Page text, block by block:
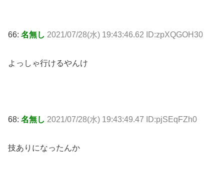
66: 名無し 2021/07/28(水) 19:43:46.62 ID:zpXQGOH30
よっしゃ行けるやんけ
68: 名無し 2021/07/28(水) 19:43:49.47 ID:pjSEqFZh0
技ありになったんか